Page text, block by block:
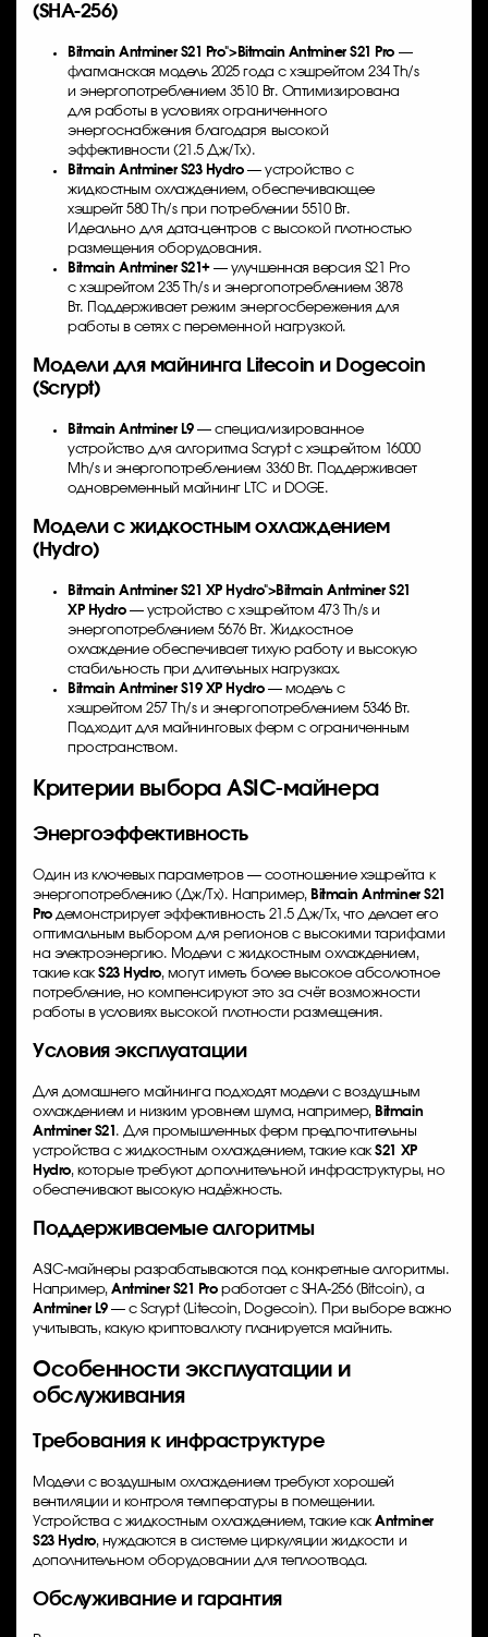
(SHA-256)
Bitmain Antminer S21 Pro">Bitmain Antminer S21 Pro —
флагманская модель 2025 года с хэшрейтом 234 Th/s
и энергопотреблением 3510 Вт. Оптимизирована
для работы в условиях ограниченного
энергоснабжения благодаря высокой
эффективности (21.5 Дж/Тх).
Bitmain Antminer S23 Hydro— устройство с
жидкостным охлаждением, обеспечивающее
хэшрейт 580 Th/s при потреблении 5510 Вт.
Идеально для дата-центров с высокой плотностью
размещения оборудования.
Bitmain Antminer S21+— улучшенная версия S21 Pro
с хэшрейтом 235 Th/s и энергопотреблением 3878
Вт. Поддерживает режим энергосбережения для
работы в сетях с переменной нагрузкой.
Модели для майнинга Litecoin и Dogecoin
(Scrypt)
Bitmain Antminer L9— специализированное
устройство для алгоритма Scrypt с хэшрейтом 16000
Mh/s и энергопотреблением 3360 Вт. Поддерживает
одновременный майнинг LTC и DOGE.
Модели с жидкостным охлаждением
(Hydro)
Bitmain Antminer S21 XPHydro">Bitmain Antminer S21
XPHydro— устройство с хэшрейтом 473 Th/s и
энергопотреблением 5676 Вт. Жидкостное
охлаждение обеспечивает тихую работу и высокую
стабильность при длительных нагрузках.
Bitmain Antminer S19 XP Hydro— модель с
хэшрейтом 257 Th/s и энергопотреблением 5346 Вт.
Подходит для майнинговых ферм с ограниченным
пространством.
Критерии выбора ASIC-майнера
Энергоэффективность
Один из ключевых параметров — соотношение хэшрейта к
энергопотреблению (Дж/Тх). Например, Bitmain Antminer S21
Proдемонстрирует эффективность 21.5 Дж/Тх, что делает его
оптимальным выбором для регионов с высокими тарифами
на электроэнергию. Модели с жидкостным охлаждением,
такие какS23 Hydro, могут иметь более высокое абсолютное
потребление, но компенсируют это за счёт возможности
работы в условиях высокой плотности размещения.
Условия эксплуатации
Для домашнего майнинга подходят модели с воздушным
охлаждением и низким уровнем шума, например, Bitmain
Antminer S21 . Для промышленных ферм предпочтительны
устройства с жидкостным охлаждением, такие какS21 XP
Hydro, которые требуют дополнительной инфраструктуры, но
обеспечивают высокую надёжность.
Поддерживаемые алгоритмы
ASIC-майнеры разрабатываются под конкретные алгоритмы.
Например,Antminer S21 Proработает с SHA-256 (Bitcoin), а
Antminer L9— с Scrypt (Litecoin, Dogecoin). При выборе важно
учитывать, какую криптовалюту планируется майнить.
Особенности эксплуатации и
обслуживания
Требования к инфраструктуре
Модели с воздушным охлаждением требуют хорошей
вентиляции и контроля температуры в помещении.
Устройства с жидкостным охлаждением, такие какAntminer
S23 Hydro, нуждаются в системе циркуляции жидкости и
дополнительном оборудовании для теплоотвода.
Обслуживание и гарантия